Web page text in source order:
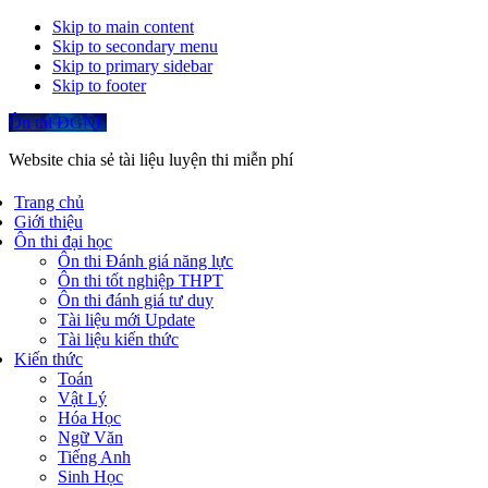
Skip to main content
Skip to secondary menu
Skip to primary sidebar
Skip to footer
Ôn thi ĐGNL
Website chia sẻ tài liệu luyện thi miễn phí
Trang chủ
Giới thiệu
Ôn thi đại học
Ôn thi Đánh giá năng lực
Ôn thi tốt nghiệp THPT
Ôn thi đánh giá tư duy
Tài liệu mới Update
Tài liệu kiến thức
Kiến thức
Toán
Vật Lý
Hóa Học
Ngữ Văn
Tiếng Anh
Sinh Học